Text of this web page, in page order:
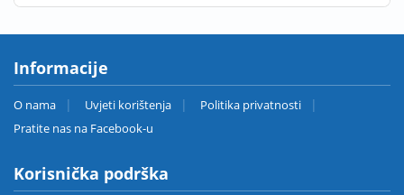
Informacije
O nama Uvjeti korištenja
Politika privatnosti
Pratite nas na Facebook-u
Korisnička podrška